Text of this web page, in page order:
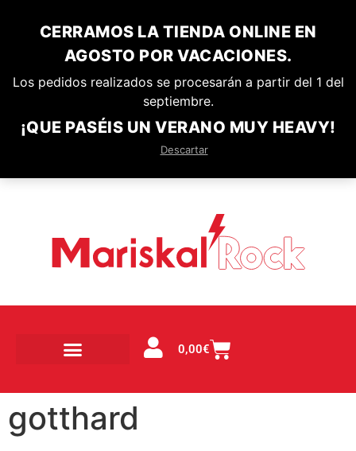
CERRAMOS LA TIENDA ONLINE EN
AGOSTO POR VACACIONES.
Los pedidos realizados se procesarán a partir del 1 del
septiembre.
¡QUE PASÉIS UN VERANO MUY HEAVY!
Descartar
0,00€
gotthard